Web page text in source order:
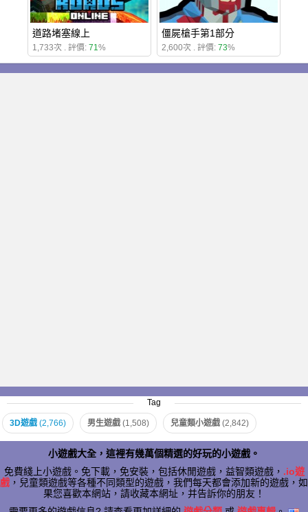
道路堵塞線上
1,733次 . 評價: 71%
僵屍槍手第1部分
2,600次 . 評價: 73%
Tag
3D遊戲 (2,766) 男生遊戲 (1,508) 兒童類小遊戲 (2,842)
小遊戲大全，這裡有幾萬個精選的好玩的小遊戲。
免費綫上小遊戲。免下載，免安裝，包括休閒遊戲，益智類遊戲， .io遊
戲 ，兒童類遊戲等各種不同類型的遊戲，我們每天都會添加新的遊戲，如
果您喜歡本網站，請收藏本網址，并告訴你的朋友！